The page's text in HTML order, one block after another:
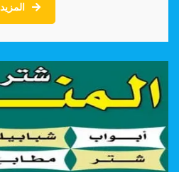
المزيد